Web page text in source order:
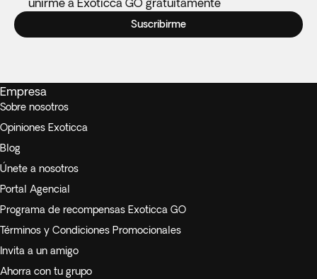
unirme a Exoticca GO gratuitamente
Suscribirme
Empresa
Sobre nosotros
Opiniones Exoticca
Blog
Únete a nosotros
Portal Agencial
Programa de recompensas Exoticca GO
Términos y Condiciones Promocionales
Invita a un amigo
Ahorra con tu grupo